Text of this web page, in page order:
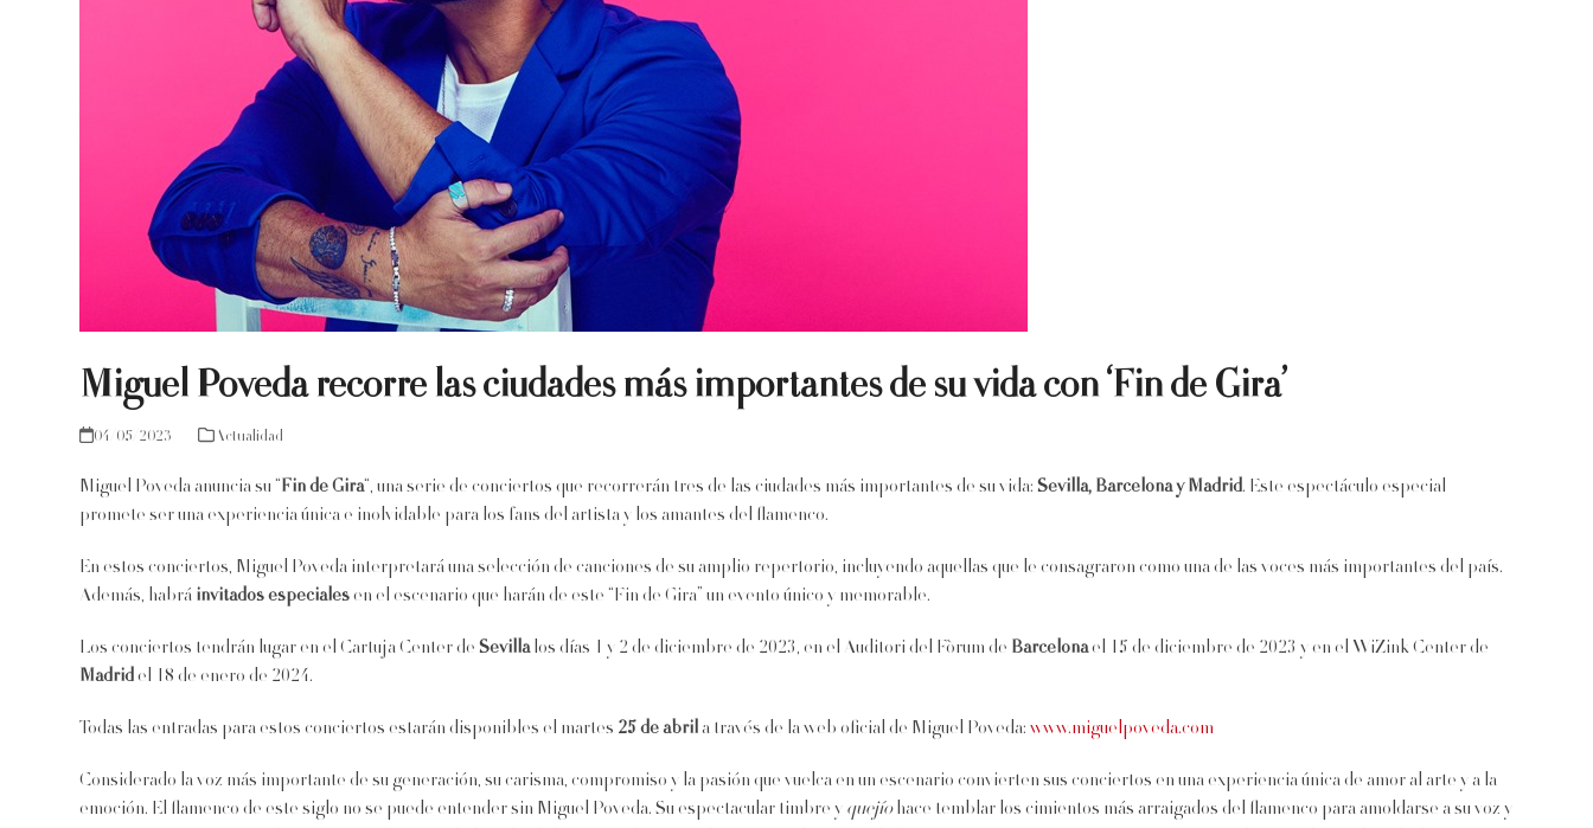
Miguel Poveda recorre las ciudades más importantes de su vida con ‘Fin de Gira’
04/05/2023 Actualidad
Miguel Poveda anuncia su “ Fin de Gira“, una serie de conciertos que recorrerán tres de las ciudades más importantes de su vida:Sevilla, Barcelona y Madrid. Este espectáculo especial
promete ser una experiencia única e inolvidable para los fans del artista y los amantes del flamenco.
En estos conciertos, Miguel Poveda interpretará una selección de canciones de su amplio repertorio, incluyendo aquellas que le consagraron como una de las voces más importantes del país.
Además, habrá invitados especialesen el escenario que harán de este “Fin de Gira” un evento único y memorable.
Los conciertos tendrán lugar en el Cartuja Center deSevillalos días 1 y 2 de diciembre de 2023, en el Auditori del Fòrum de Barcelonael 15 de diciembre de 2023 y en el WiZink Center de
Madridel 18 de enero de 2024.
Todas las entradas para estos conciertos estarán disponibles el martes 25 de abrila través de la web oficial de Miguel Poveda:www.miguelpoveda.com
Considerado la voz más importante de su generación, su carisma, compromiso y la pasión que vuelca en un escenario convierten sus conciertos en una experiencia única de amor al arte y a la
emoción. El flamenco de este siglo no se puede entender sin Miguel Poveda. Su espectacular timbre y quejíohace temblar los cimientos más arraigados del flamenco para amoldarse a su voz y